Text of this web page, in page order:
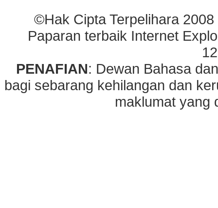
©Hak Cipta Terpelihara
Paparan terbaik Internet
PENAFIAN: Dewan Bahasa
bagi sebarang kehilangan dan
maklumat yang